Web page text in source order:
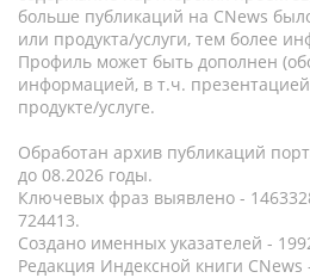
больше публикаций на CNews
или продукта/услуги, тем более
Профиль может быть дополнен
информацией, в т.ч.
продукте/услуге.
Обработан архив публикаций
до 08.2026 годы.
Ключевых фраз выявлено -
724413.
Создано именных указателей -
Редакция Индексной книги CNews